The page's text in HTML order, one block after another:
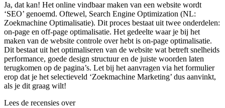
Ja, dat kan! Het online vindbaar maken van een website wordt
‘SEO’ genoemd. Oftewel, Search Engine Optimization (NL:
Zoekmachine Optimalisatie). Dit proces bestaat uit twee onderdelen:
on-page en off-page optimalisatie. Het gedeelte waar je bij het
maken van de website controle over hebt is on-page optimalisatie.
Dit bestaat uit het optimaliseren van de website wat betreft snelheids
performance, goede design structuur en de juiste woorden laten
terugkomen op de pagina’s. Let bij het aanvragen via het formulier
erop dat je het selectieveld ‘Zoekmachine Marketing’ dus aanvinkt,
als je dit graag wilt!
Lees de recensies over